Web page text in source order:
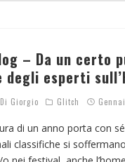
– Da un certo
degli esperti
Giorgio Glitch
di un anno porta con
classifiche si